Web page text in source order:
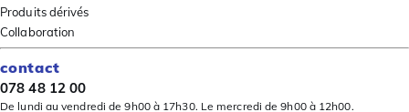
Produits dérivés
Collaboration
contact
078 48 12 00
De lundi au vendredi de 9h00 à 17h30. Le mercredi de 9h00 à 12h00.